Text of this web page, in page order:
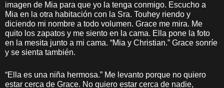
imagen de Mia para que yo la tenga conmigo. Escucho a
Mia en la otra habitación con la Sra. Touhey riendo y
diciendo mi nombre a todo volumen. Grace me mira. Me
quito los zapatos y me siento en la cama. Ella pone la foto
en la mesita junto a mi cama. “Mia y Christian.” Grace sonríe
y se sienta también.
“Ella es una niña hermosa.” Me levanto porque no quiero
estar cerca de Grace. No quiero estar cerca de nadie,